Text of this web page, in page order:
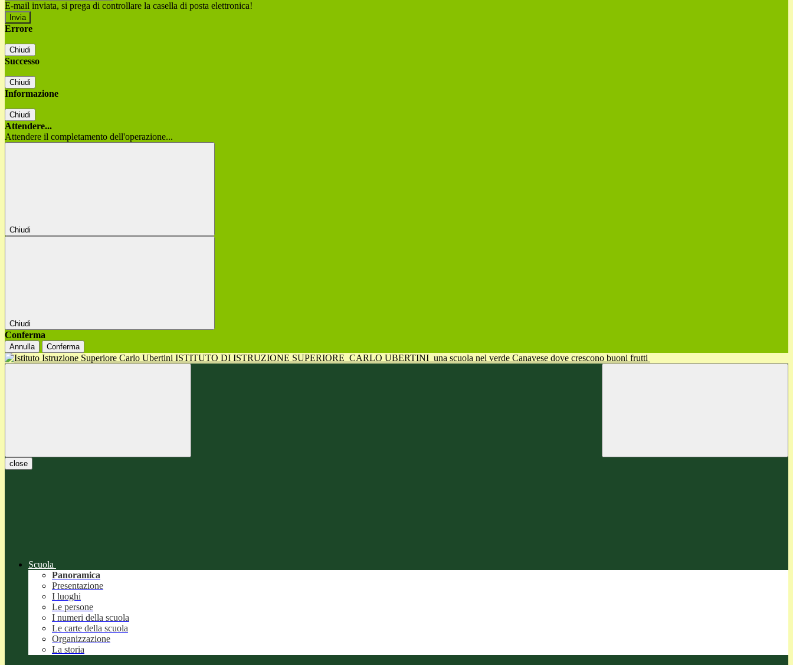
E-mail inviata, si prega di controllare la casella di posta elettronica!
Errore
Chiudi
Successo
Chiudi
Informazione
Chiudi
Attendere...
Attendere il completamento dell'operazione...
Chiudi
Chiudi
Conferma
Annulla Conferma
ISTITUTO DI ISTRUZIONE SUPERIORE CARLO UBERTINI una scuola nel verde Canavese dove crescono buoni frutti
close
Scuola
Panoramica
Presentazione
I luoghi
Le persone
I numeri della scuola
Le carte della scuola
Organizzazione
La storia